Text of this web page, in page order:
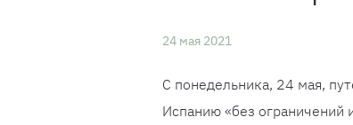
24 мая 2021
С понедельника, 24 мая,
Испанию «без ограничений